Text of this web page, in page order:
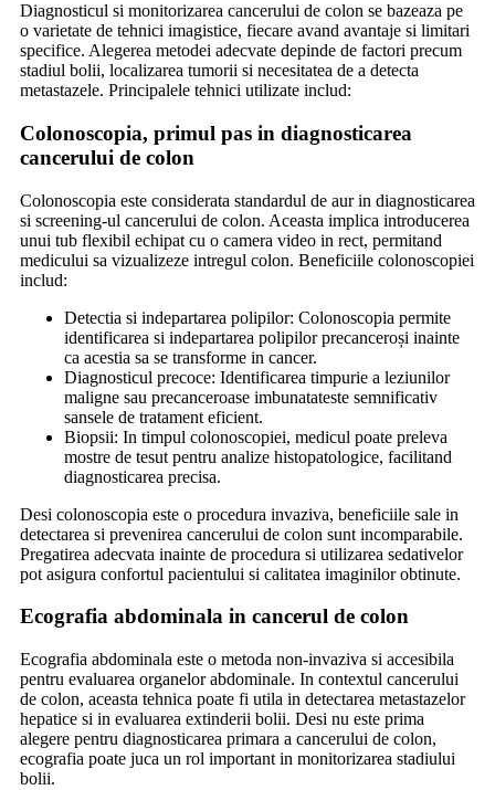
Diagnosticul si monitorizarea cancerului de colon se bazeaza pe
o varietate de tehnici imagistice, fiecare avand avantaje si limitari
specifice. Alegerea metodei adecvate depinde de factori precum
stadiul bolii, localizarea tumorii si necesitatea de a detecta
metastazele. Principalele tehnici utilizate includ:
Colonoscopia, primul pas in diagnosticarea
cancerului de colon
Colonoscopia este considerata standardul de aur in diagnosticarea
si screening-ul cancerului de colon. Aceasta implica introducerea
unui tub flexibil echipat cu o camera video in rect, permitand
medicului sa vizualizeze intregul colon. Beneficiile colonoscopiei
includ:
Detectia si indepartarea polipilor: Colonoscopia permite
identificarea si indepartarea polipilor precanceroși inainte
ca acestia sa se transforme in cancer.
Diagnosticul precoce: Identificarea timpurie a leziunilor
maligne sau precanceroase imbunatateste semnificativ
sansele de tratament eficient.
Biopsii: In timpul colonoscopiei, medicul poate preleva
mostre de tesut pentru analize histopatologice, facilitand
diagnosticarea precisa.
Desi colonoscopia este o procedura invaziva, beneficiile sale in
detectarea si prevenirea cancerului de colon sunt incomparabile.
Pregatirea adecvata inainte de procedura si utilizarea sedativelor
pot asigura confortul pacientului si calitatea imaginilor obtinute.
Ecografia abdominala in cancerul de colon
Ecografia abdominala este o metoda non-invaziva si accesibila
pentru evaluarea organelor abdominale. In contextul cancerului
de colon, aceasta tehnica poate fi utila in detectarea metastazelor
hepatice si in evaluarea extinderii bolii. Desi nu este prima
alegere pentru diagnosticarea primara a cancerului de colon,
ecografia poate juca un rol important in monitorizarea stadiului
bolii.